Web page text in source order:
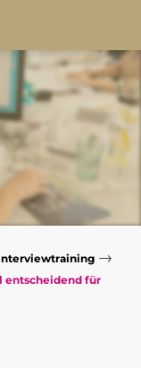
→
entscheidend für